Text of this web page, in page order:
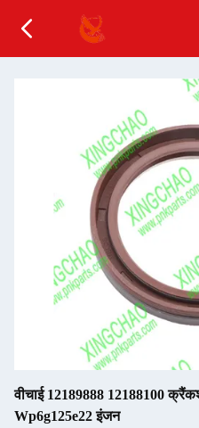
वीचाई 12189888 12188100
Wp6g125e22 इंजन